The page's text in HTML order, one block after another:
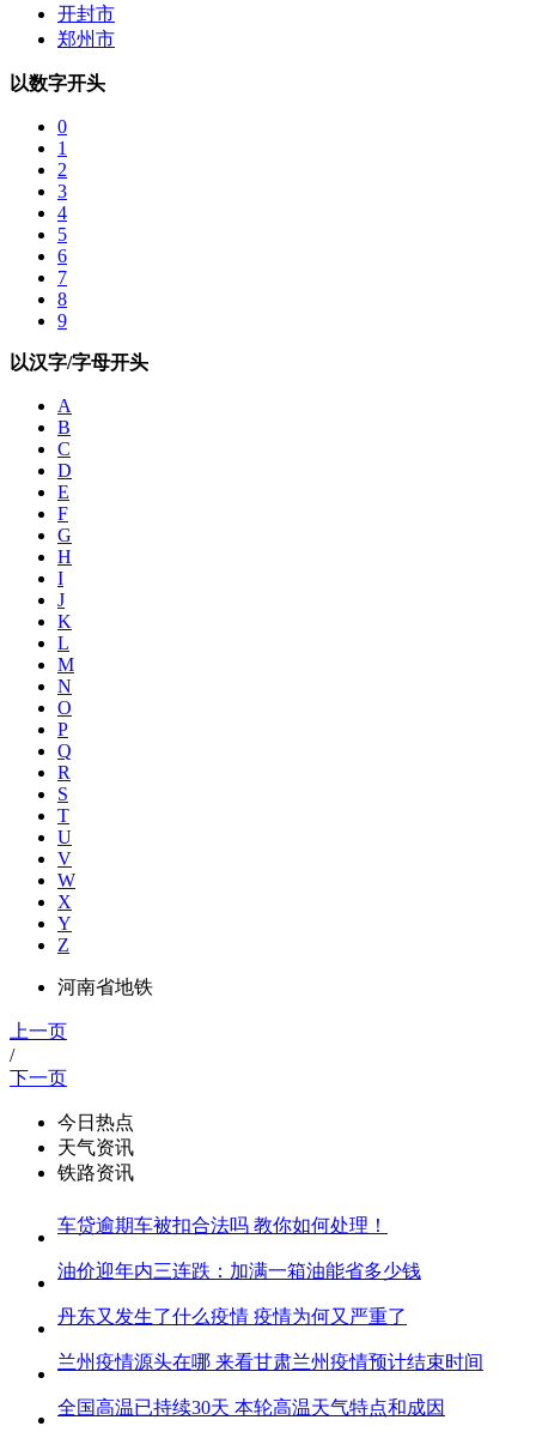
开封市
郑州市
以数字开头
0
1
2
3
4
5
6
7
8
9
以汉字/字母开头
A
B
C
D
E
F
G
H
I
J
K
L
M
N
O
P
Q
R
S
T
U
V
W
X
Y
Z
河南省地铁
上一页
/
下一页
今日热点
天气资讯
铁路资讯
车贷逾期车被扣合法吗 教你如何处理！
油价迎年内三连跌：加满一箱油能省多少钱
丹东又发生了什么疫情 疫情为何又严重了
兰州疫情源头在哪 来看甘肃兰州疫情预计结束时间
全国高温已持续30天 本轮高温天气特点和成因